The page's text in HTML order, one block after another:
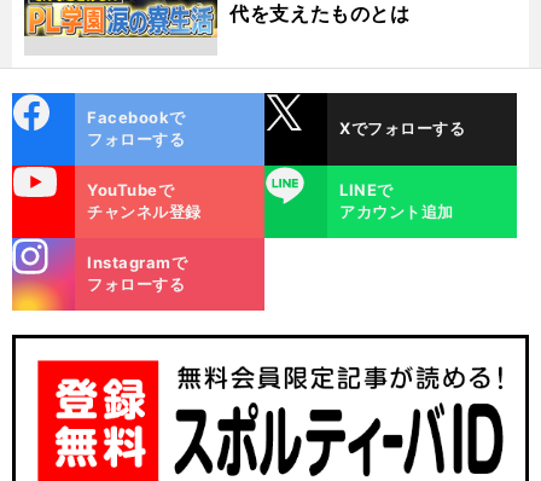
代を支えたものとは
ok
Facebookで
フォローする
Xでフォローする
YouTubeで
チャンネル登録
LINE
LINEで
アカウント追加
m
Instagramで
フォローする